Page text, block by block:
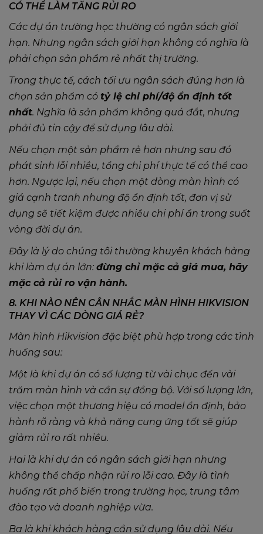
CÓ THỂ LÀM TĂNG RỦI RO
Các dự án trường học thường có ngân sách giới
hạn. Nhưng ngân sách giới hạn không có nghĩa là
phải chọn sản phẩm rẻ nhất thị trường.
Trong thực tế, cách tối ưu ngân sách đúng hơn là
chọn sản phẩm có tỷ lệ chi phí/độ ổn định tốt
nhất. Nghĩa là sản phẩm không quá đắt, nhưng
phải đủ tin cậy để sử dụng lâu dài.
Nếu chọn một sản phẩm rẻ hơn nhưng sau đó
phát sinh lỗi nhiều, tổng chi phí thực tế có thể cao
hơn. Ngược lại, nếu chọn một dòng màn hình có
giá cạnh tranh nhưng độ ổn định tốt, đơn vị sử
dụng sẽ tiết kiệm được nhiều chi phí ẩn trong suốt
vòng đời dự án.
Đây là lý do chúng tôi thường khuyên khách hàng
khi làm dự án lớn: đừng chỉ mặc cả giá mua, hãy
mặc cả rủi ro vận hành.
8. KHI NÀO NÊN CÂN NHẮC MÀN HÌNH HIKVISION
THAY VÌ CÁC DÒNG GIÁ RẺ?
Màn hình Hikvision đặc biệt phù hợp trong các tình
huống sau:
Một là khi dự án có số lượng từ vài chục đến vài
trăm màn hình và cần sự đồng bộ. Với số lượng lớn,
việc chọn một thương hiệu có model ổn định, bảo
hành rõ ràng và khả năng cung ứng tốt sẽ giúp
giảm rủi ro rất nhiều.
Hai là khi dự án có ngân sách giới hạn nhưng
không thể chấp nhận rủi ro lỗi cao. Đây là tình
huống rất phổ biến trong trường học, trung tâm
đào tạo và doanh nghiệp vừa.
Ba là khi khách hàng cần sử dụng lâu dài. Nếu